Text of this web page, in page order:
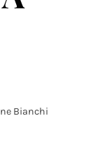
Bianchi